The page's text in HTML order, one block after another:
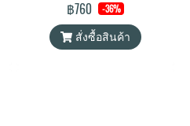
100% ได้รับมาตรฐาน
มอก.2879-2560 แถมฟรี! ซอง
฿760 -36%
สั่งซื้อสินค้า